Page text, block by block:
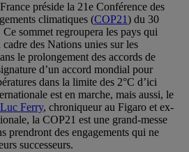
préside la 21e Conférence des
climatiques (COP21) du 30
sommet regroupera les pays qui
des Nations unies sur les
le prolongement des accords de
d’un accord mondial pour
dans la limite des 2°C d’ici
est en marche, mais aussi, le
Luc Ferry, chroniqueur au Figaro et ex-
la COP21 est une grand-messe
prendront des engagements qui ne
successeurs.